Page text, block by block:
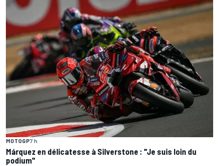
MOTOGP7 h
Márquez en délicatesse à Silverstone : "Je suis loin du
podium"